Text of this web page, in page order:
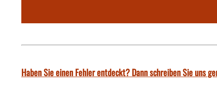
Haben Sie einen Fehler entdeckt? Dann schreiben Sie uns